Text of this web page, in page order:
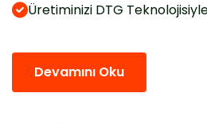
Üretiminizi DTG
Devamını Oku